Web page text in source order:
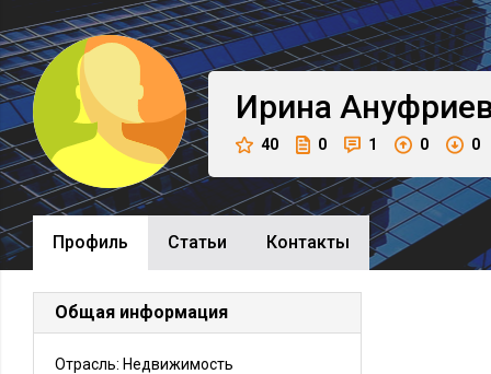
Ирина
40 0 1 0 0
Профиль Cтатьи Контакты
Общая информация
Отрасль: Недвижимость